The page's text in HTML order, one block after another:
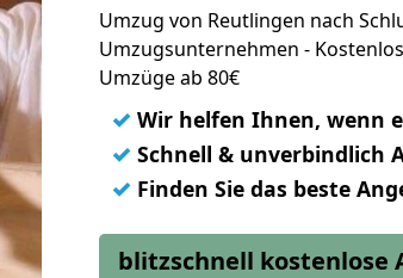
Umzug von Reutlingen nach
Umzugsunternehmen -
Umzüge ab 80€
✓ Wir helfen Ihnen, wenn
✓ Schnell & unverbindlich
✓ Finden Sie das beste
blitzschnell kostenlose